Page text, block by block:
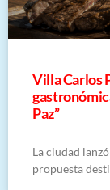
Villa Carlos
Paz”
La ciudad
propuesta